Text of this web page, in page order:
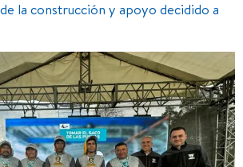
la construcción y apoyo decidido a